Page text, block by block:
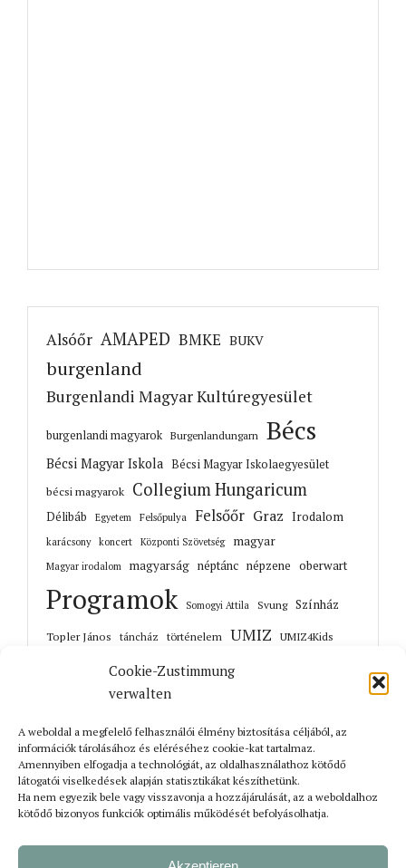
Cookie-Zustimmung
verwalten
A weboldal a megfelelő felhasználói élmény biztosítása céljából, az
információk tárolásához és eléréséhez cookie-kat tartalmaz.
Amennyiben elfogadja a technológiát, az oldalhasználathoz kötődő
látogatói viselkedések alapján statisztikákat készíthetünk.
Ha nem egyezik bele vagy visszavonja a hozzájárulását, az a weboldalhoz
kötődő bizonyos funkciók optimális működését befolyásolhatja.
Alsóőr AMAPED BMKE BUKV
burgenland
Burgenlandi Magyar Kultúregyesület
burgenlandi magyarok Burgenlandungarn Bécs
Bécsi Magyar Iskola Bécsi Magyar Iskolaegyesület
bécsi magyarok Collegium Hungaricum
Délibáb Egyetem Felsőpulya Felsőőr Graz Irodalom
karácsony koncert Központi Szövetség magyar
Magyar irodalom magyarság néptánc népzene oberwart
Programok Somogyi Attila Svung Színház
Topler János táncház történelem UMIZ
UMIZ4Kids
Korábbi cikkek